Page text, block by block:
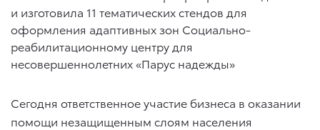
Сегодня ответственное участие бизнеса в оказании
помощи незащищенным слоям населения